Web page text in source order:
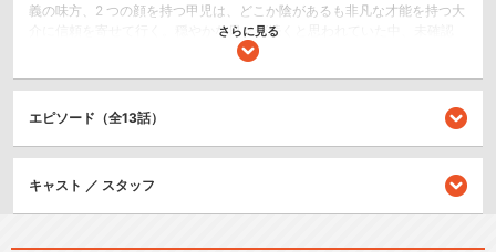
義の味方、2 つの顔を持つ甲児は、どこか陰があるも非凡な才能を持つ大
介に信頼を寄せて行く。穏やかな日々が続くと思われていた中、未確認
空中現象が世界中の大都市上空に出現する。それは地球から遠く離れた
ガの前に蹂躙される人類。プールの水を割って屹立する鉄の城マジンガ
ーZ、地球最後の希望も異形の兵器円盤獣を前に苦戦を強いられる。絶体
絶命の中、砂塵を舞い上げ現れたのは、異星の魔神グレンダイザー。乗
っていたのは大介、彼は故郷フリード星を追われた王子デューク・フリ
さらに見る
エピソード（全13話）
キャスト ／ スタッフ